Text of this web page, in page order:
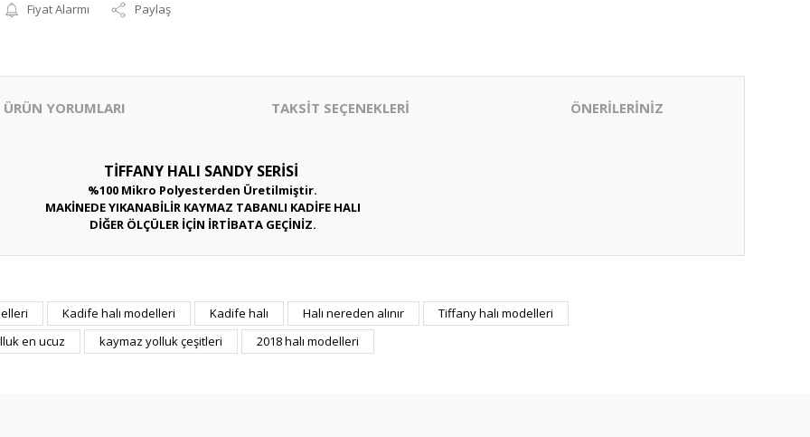
Fiyat Alarmı Paylaş
ÜRÜN YORUMLARI TAKSİT SEÇENEKLERİ ÖNERİLERİNİZ
TİFFANY HALI SANDY SERİSİ
%100 Mikro Polyesterden Üretilmiştir.
MAKİNEDE YIKANABİLİR KAYMAZ TABANLI KADİFE HALI
DİĞER ÖLÇÜLER İÇİN İRTİBATA GEÇİNİZ.
Bu ürüne ilk yorumu siz yapın!
Kadife halı modelleri Kadife halı Halı nereden alınır
Tiffany halı modelleri
en ucuz kaymaz yolluk çeşitleri 2018 halı modelleri